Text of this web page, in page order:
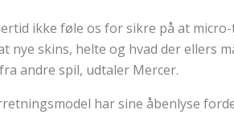
ikke føle os for sikre på at
nye skins, helte og hvad der ellers
andre spil, udtaler Mercer.
har sine åbenlyse